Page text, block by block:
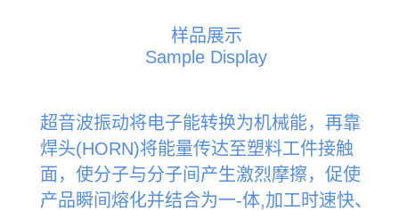
样品展示
Sample Display
超音波振动将电子能转换为机械能，再靠
焊头(HORN)将能量传达至塑料工件接触
面，使分子与分子间产生激烈摩擦，促使
产品瞬间熔化并结合为一-体,加工时速快、